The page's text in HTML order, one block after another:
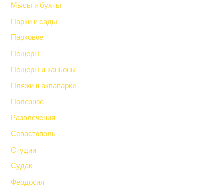
Мысы и бухты
Парки и сады
Парковое
Пещеры
Пещеры и каньоны
Пляжи и аквапарки
Полезное
Развлечения
Севастополь
Студии
Судак
Феодосия